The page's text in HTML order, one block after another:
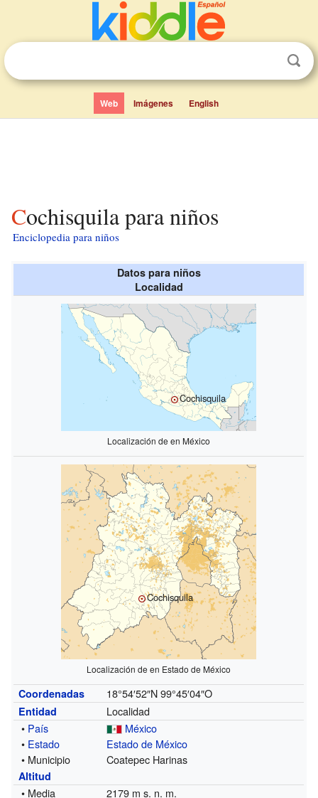
Web Imágenes English
Cochisquila para niños
Enciclopedia para niños
Datos para niños
Localidad
Cochisquila
Localización de en México
Cochisquila
Localización de en Estado de México
Coordenadas 18°54′52″N 99°45′04″O
Entidad
Localidad
• País
México
• Estado
Estado de México
• Municipio
Coatepec Harinas
Altitud
• Media 2179 m s. n. m.